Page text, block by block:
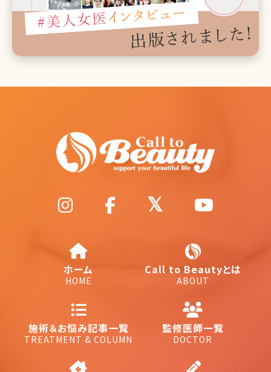
ホーム
HOME
Call to Beautyとは
ABOUT
施術＆お悩み記事一覧
TREATMENT & COLUMN
監修医師一覧
DOCTOR